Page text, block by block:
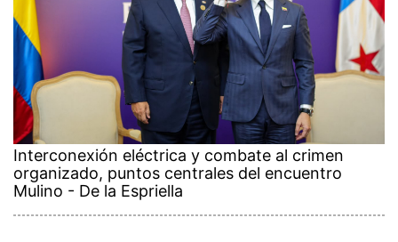
Interconexión eléctrica y combate al crimen
organizado, puntos centrales del encuentro
Mulino - De la Espriella